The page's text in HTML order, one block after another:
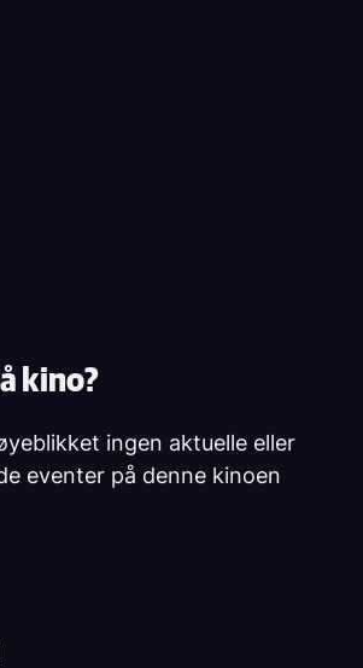
kino?
ingen aktuelle eller
eventer på denne kinoen